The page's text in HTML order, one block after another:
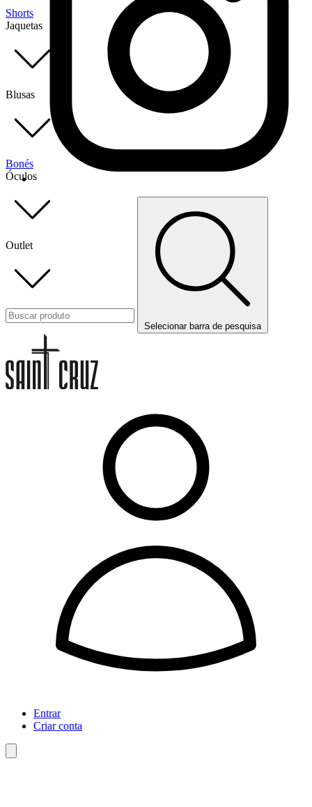
Shorts
Jaquetas
Blusas
Bonés
Óculos
Outlet
Selecionar barra de pesquisa
Entrar
Criar conta